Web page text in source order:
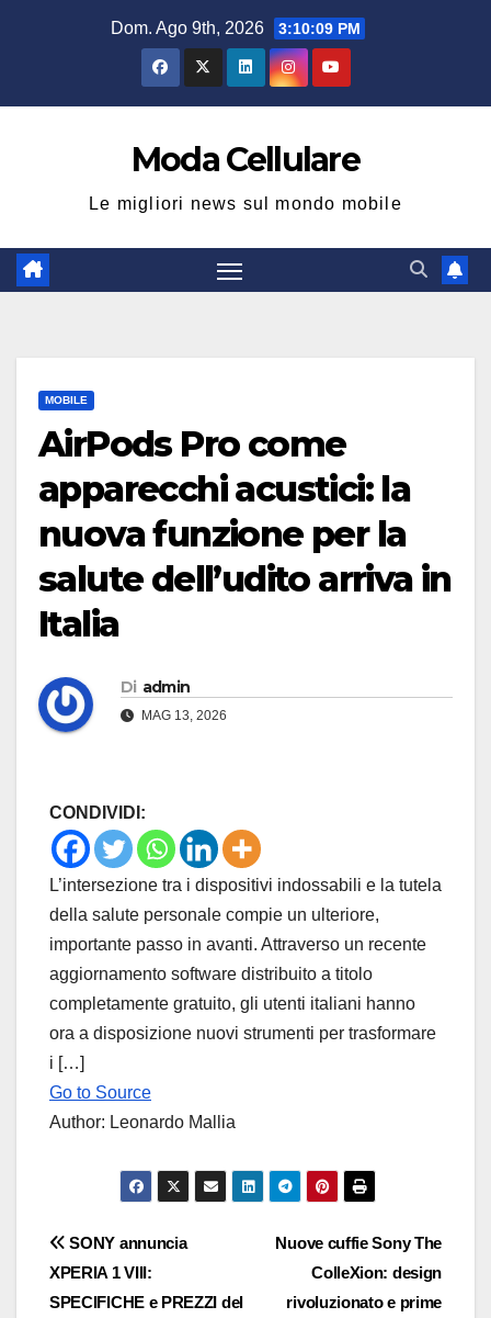
Dom. Ago 9th, 2026 3:10:09 PM
Moda Cellulare
Le migliori news sul mondo mobile
MOBILE
AirPods Pro come
apparecchi acustici: la
nuova funzione per la
salute dell’udito arriva in
Italia
Di admin
MAG 13, 2026
CONDIVIDI:
L’intersezione tra i dispositivi indossabili e la tutela
della salute personale compie un ulteriore,
importante passo in avanti. Attraverso un recente
aggiornamento software distribuito a titolo
completamente gratuito, gli utenti italiani hanno
ora a disposizione nuovi strumenti per trasformare
i […]
Go to Source
Author: Leonardo Mallia
Navigazione
articoli
Nuove cuffie Sony The
ColleXion: design
rivoluzionato e prime
SONY annuncia
XPERIA 1 VIII:
SPECIFICHE e PREZZI del